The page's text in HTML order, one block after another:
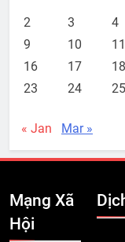
2
3 4
9
10 11
16
17 18
23
24 25
« Jan Mar »
Mạng Xã
Hội